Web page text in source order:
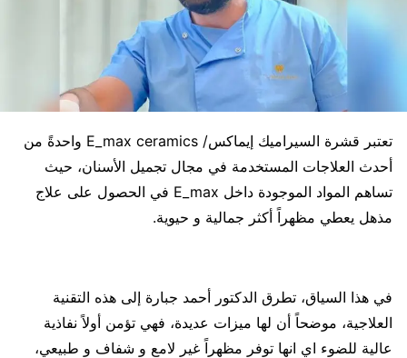
تعتبر قشرة السيراميك إيماكس/ E_max ceramics واحدةً من
أحدث العلاجات المستخدمة في مجال تجميل الأسنان، حيث
تساهم المواد الموجودة داخل E_max في الحصول على علاج
مذهل يعطي مظهراً أكثر جمالية و حيوية.
في هذا السياق، تطرق الدكتور أحمد جبارة إلى هذه التقنية
العلاجية، موضحاً أن لها ميزات عديدة، فهي تؤمن أولاً نفاذية
عالية للضوء اي انها توفر مظهراً غير لامع و شفاف و طبيعي،